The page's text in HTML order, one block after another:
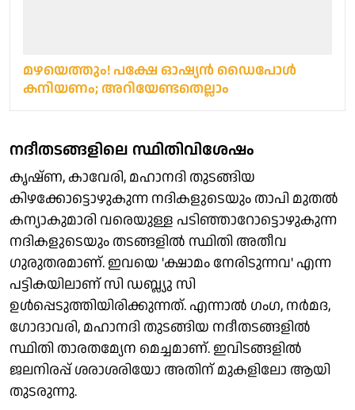
മഴയെത്തും! പക്ഷേ ഓഷ്യന്‍ ഡൈപോള്‍
കനിയണം; അറിയേണ്ടതെല്ലാം
നദീതടങ്ങളിലെ സ്ഥിതിവിശേഷം
കൃഷ്ണ, കാവേരി, മഹാനദി തുടങ്ങിയ
കിഴക്കോട്ടൊഴുകുന്ന നദികളുടെയും താപി മുതല്‍
കന്യാകുമാരി വരെയുള്ള പടിഞ്ഞാറോട്ടൊഴുകുന്ന
നദികളുടെയും തടങ്ങളില്‍ സ്ഥിതി അതീവ
ഗുരുതരമാണ്. ഇവയെ 'ക്ഷാമം നേരിടുന്നവ' എന്ന
പട്ടികയിലാണ് സി ഡബ്ല്യു സി
ഉള്‍പ്പെടുത്തിയിരിക്കുന്നത്. എന്നാല്‍ ഗംഗ, നര്‍മദ,
ഗോദാവരി, മഹാനദി തുടങ്ങിയ നദീതടങ്ങളില്‍
സ്ഥിതി താരതമ്യേന മെച്ചമാണ്. ഇവിടങ്ങളില്‍
ജലനിരപ്പ് ശരാശരിയോ അതിന് മുകളിലോ ആയി
തുടരുന്നു.